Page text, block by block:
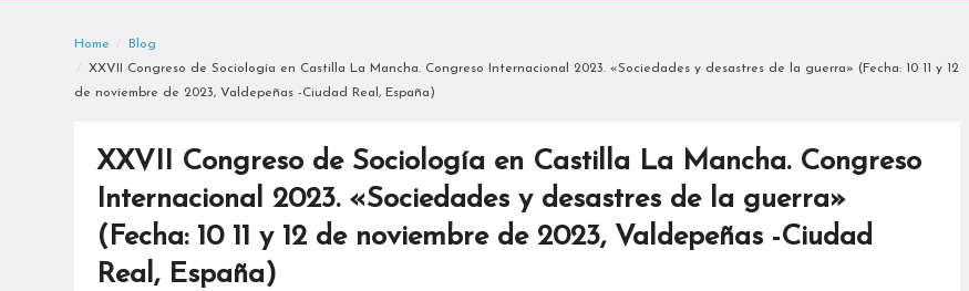
Home
Blog
XXVII Congreso de Sociología en Castilla La Mancha. Congreso Internacional 2023. «Sociedades y desastres de la guerra» (Fecha: 10 11 y 12
de noviembre de 2023, Valdepeñas -Ciudad Real, España)
XXVII Congreso de Sociología en Castilla La Mancha. Congreso
Internacional 2023. «Sociedades y desastres de la guerra»
(Fecha: 10 11 y 12 de noviembre de 2023, Valdepeñas -Ciudad
Real, España)